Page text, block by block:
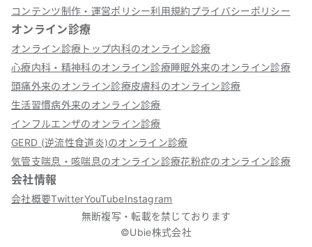
コンテンツ制作・運営ポリシー利用規約プライバシーポリシー
オンライン診療
オンライン診療トップ内科のオンライン診療
心療内科・精神科のオンライン診療睡眠外来のオンライン診療
頭痛外来のオンライン診療皮膚科のオンライン診療
生活習慣病外来のオンライン診療
インフルエンザのオンライン診療
GERD (逆流性食道炎)のオンライン診療
気管支喘息・咳喘息のオンライン診療花粉症のオンライン診療
会社情報
会社概要TwitterYouTubeInstagram
無断複写・転載を禁じております
©Ubie株式会社